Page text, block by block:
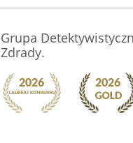
Grupa
Zdrady.